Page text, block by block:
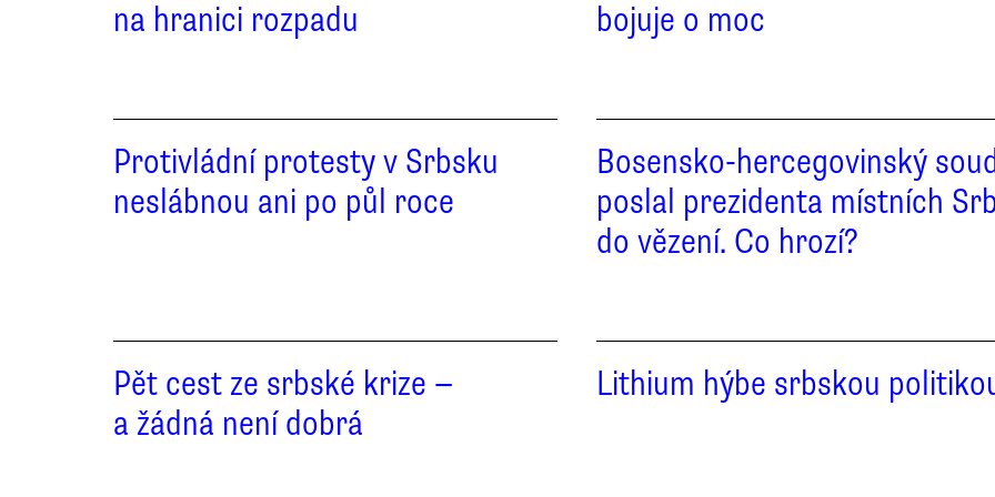
na hranici rozpadu
bojuje o moc
Protivládní protesty v Srbsku
neslábnou ani po půl roce
Bosensko-hercegovinský
poslal prezidenta místních
do vězení. Co hrozí?
Pět cest ze srbské krize —
a žádná není dobrá
Lithium hýbe srbskou